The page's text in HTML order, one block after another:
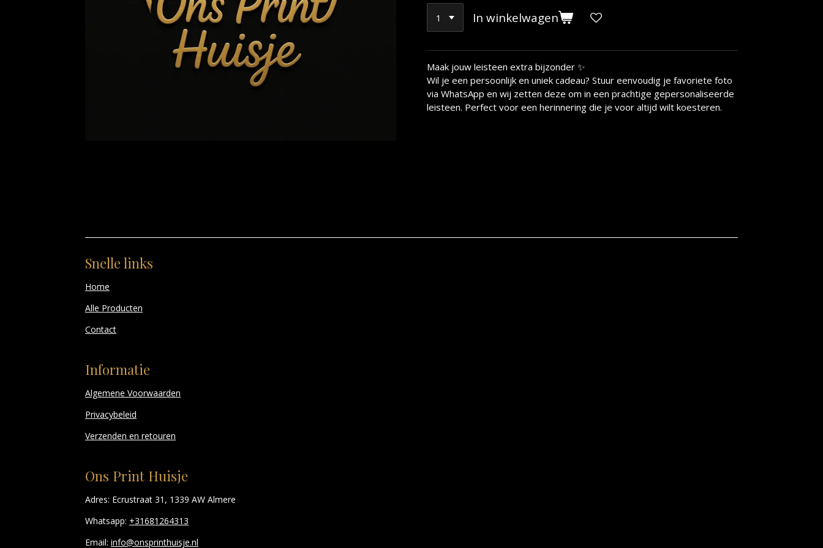
In winkelwagen
Maak jouw leisteen extra bijzonder ✨
Wil je een persoonlijk en uniek cadeau? Stuur eenvoudig je favoriete foto
via WhatsApp en wij zetten deze om in een prachtige gepersonaliseerde
leisteen. Perfect voor een herinnering die je voor altijd wilt koesteren.
Snelle links
Home
Alle Producten
Contact
Informatie
Algemene Voorwaarden
Privacybeleid
Verzenden en retouren
Ons Print Huisje
Adres: Ecrustraat 31, 1339 AW Almere
Whatsapp: +31681264313
Email: info@onsprinthuisje.nl